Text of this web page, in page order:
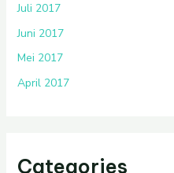
Juli 2017
Juni 2017
Mei 2017
April 2017
Categories